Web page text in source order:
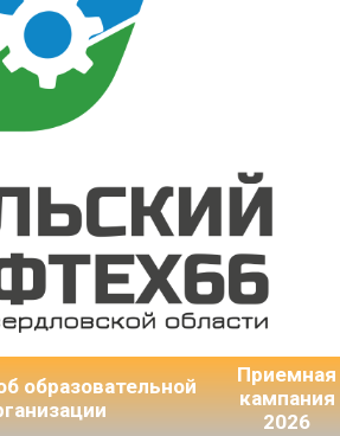
образовательной
Приемная
кампания
2026